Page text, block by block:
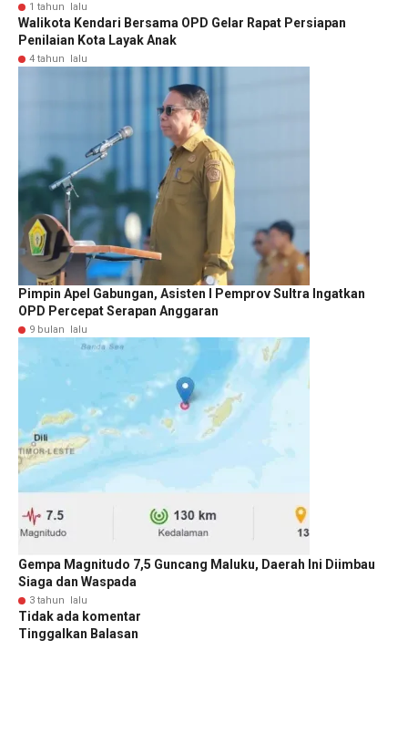
1 tahun lalu
Walikota Kendari Bersama OPD Gelar Rapat Persiapan
Penilaian Kota Layak Anak
4 tahun lalu
Pimpin Apel Gabungan, Asisten I Pemprov Sultra Ingatkan
OPD Percepat Serapan Anggaran
9 bulan lalu
Gempa Magnitudo 7,5 Guncang Maluku, Daerah Ini Diimbau
Siaga dan Waspada
3 tahun lalu
Tidak ada komentar
Tinggalkan Balasan